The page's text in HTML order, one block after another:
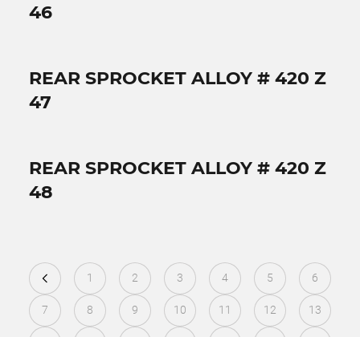
46
REAR SPROCKET ALLOY # 420 Z
47
REAR SPROCKET ALLOY # 420 Z
48
1 2 3 4 5 6
7 8 9 10 11 12 13